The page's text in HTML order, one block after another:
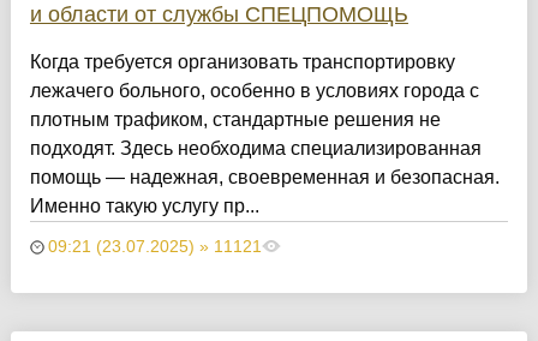
и области от службы СПЕЦПОМОЩЬ
Когда требуется организовать транспортировку
лежачего больного, особенно в условиях города с
плотным трафиком, стандартные решения не
подходят. Здесь необходима специализированная
помощь — надежная, своевременная и безопасная.
Именно такую услугу пр...
09:21 (23.07.2025) » 11121